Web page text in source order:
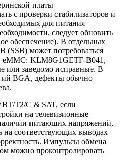
платы
с проверки стабилизаторов и
для питания
следует обновить
обеспечение). В отдельных
(SSB) может потребоваться
eMMC: KLM8G1GETF-B041,
или заведомо исправные. В
BGA, дефекты обычно
T2/C & SAT, если
на телевизионные
питающих напряжений,
на соответствующих выводах
Импульсы обмена
можно проконтролировать